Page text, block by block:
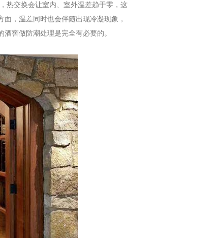
热交换会让室内、室外温差趋于零，这
，温差同时也会伴随出现冷凝现象，
窖做防潮处理是完全有必要的。